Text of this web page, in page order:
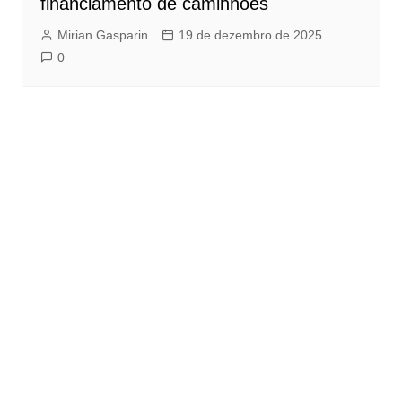
Mirian Gasparin
19 de dezembro de 2025
0